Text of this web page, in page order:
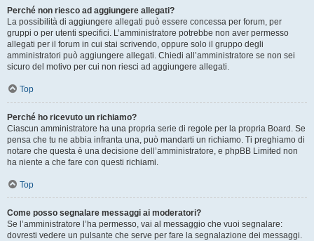
Perché non riesco ad aggiungere allegati?
La possibilità di aggiungere allegati può essere concessa per forum, per
gruppi o per utenti specifici. L’amministratore potrebbe non aver permesso
allegati per il forum in cui stai scrivendo, oppure solo il gruppo degli
amministratori può aggiungere allegati. Chiedi all’amministratore se non sei
sicuro del motivo per cui non riesci ad aggiungere allegati.
Top
Perché ho ricevuto un richiamo?
Ciascun amministratore ha una propria serie di regole per la propria Board. Se
pensa che tu ne abbia infranta una, può mandarti un richiamo. Ti preghiamo di
notare che questa è una decisione dell’amministratore, e phpBB Limited non
ha niente a che fare con questi richiami.
Top
Come posso segnalare messaggi ai moderatori?
Se l’amministratore l’ha permesso, vai al messaggio che vuoi segnalare:
dovresti vedere un pulsante che serve per fare la segnalazione dei messaggi.